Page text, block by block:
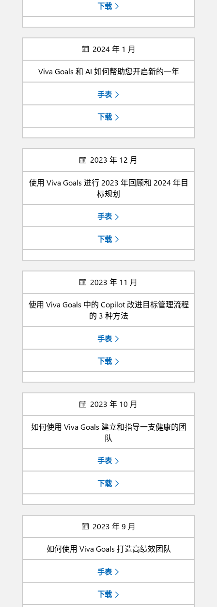
下载
2024 年 1 月
Viva Goals 和 AI 如何帮助您开启新的一年
手表
下载
2023 年 12 月
使用 Viva Goals 进行 2023 年回顾和 2024 年目
标规划
手表
下载
2023 年 11 月
使用 Viva Goals 中的 Copilot 改进目标管理流程
的 3 种方法
手表
下载
2023 年 10 月
如何使用 Viva Goals 建立和指导一支健康的团
队
手表
下载
2023 年 9 月
如何使用 Viva Goals 打造高绩效团队
手表
下载